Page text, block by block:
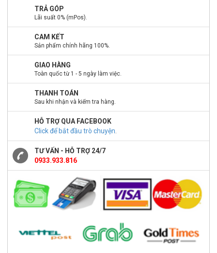
TRẢ GÓP
Lãi suất 0% (mPos).
CAM KẾT
Sản phẩm chính hãng 100%.
GIAO HÀNG
Toàn quốc từ 1 - 5 ngày làm việc.
THANH TOÁN
Sau khi nhận và kiểm tra hàng.
HỖ TRỢ QUA FACEBOOK
Click để bắt đầu trò chuyện.
TƯ VẤN - HỖ TRỢ 24/7
0933.933.816